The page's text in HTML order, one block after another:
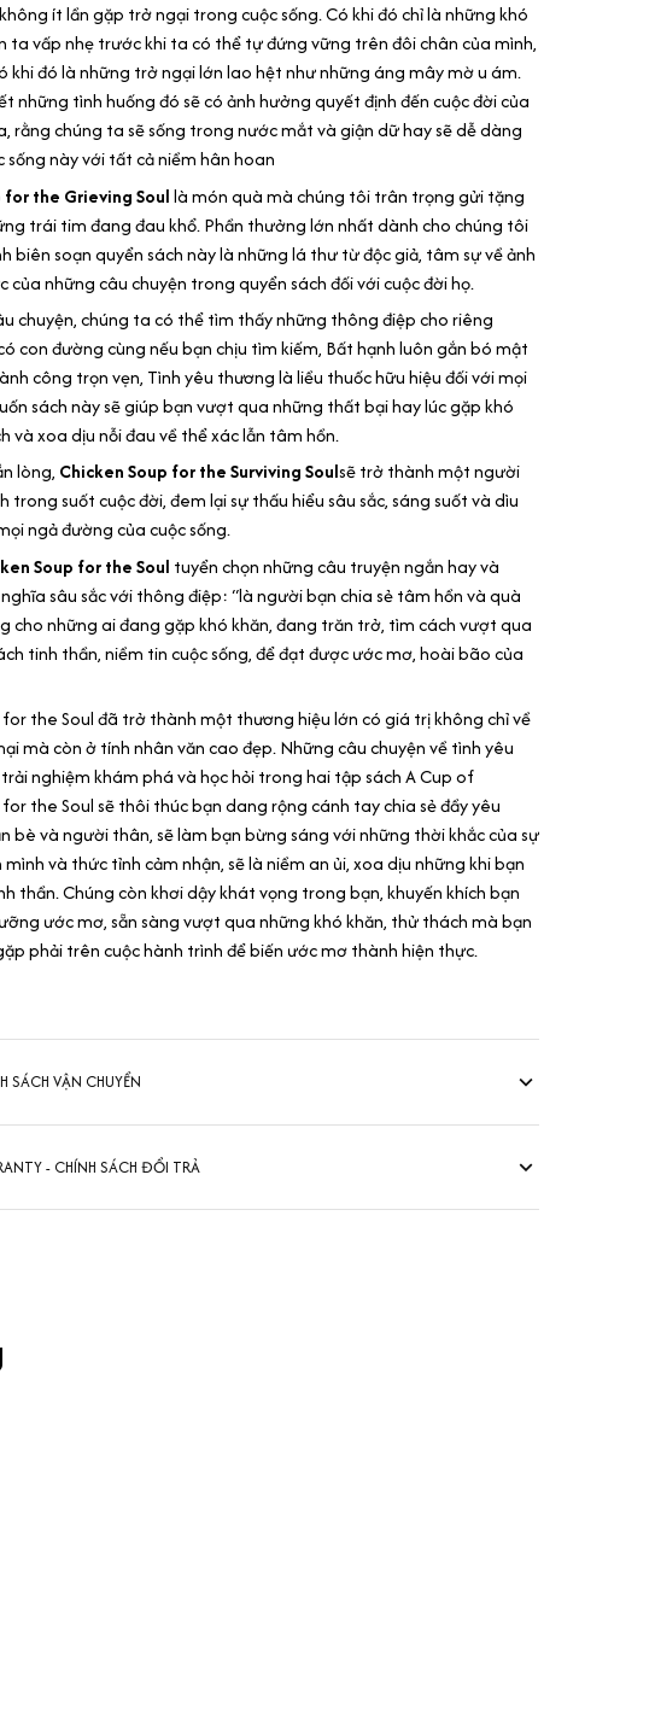
ít lần gặp trở ngại trong cuộc sống. Có khi đó chỉ là những khó
ta vấp nhẹ trước khi ta có thể tự đứng vững trên đôi chân của mình,
khi đó là những trở ngại lớn lao hệt như những áng mây mờ u ám.
những tình huống đó sẽ có ảnh hưởng quyết định đến cuộc đời của
rằng chúng ta sẽ sống trong nước mắt và giận dữ hay sẽ dễ dàng
sống này với tất cả niềm hân hoan
for the Grieving Soullà món quà mà chúng tôi trân trọng gửi tặng
trái tim đang đau khổ. Phần thưởng lớn nhất dành cho chúng tôi
biên soạn quyển sách này là những lá thư từ độc giả, tâm sự về ảnh
của những câu chuyện trong quyển sách đối với cuộc đời họ.
chuyện, chúng ta có thể tìm thấy những thông điệp cho riêng
con đường cùng nếu bạn chịu tìm kiếm, Bất hạnh luôn gắn bó mật
công trọn vẹn, Tình yêu thương là liều thuốc hữu hiệu đối với mọi
sách này sẽ giúp bạn vượt qua những thất bại hay lúc gặp khó
và xoa dịu nỗi đau về thể xác lẫn tâm hồn.
lòng, Chicken Soup for the Surviving Soulsẽ trở thành một người
trong suốt cuộc đời, đem lại sự thấu hiểu sâu sắc, sáng suốt và dìu
ngả đường của cuộc sống.
Soup for the Soul tuyển chọn những câu truyện ngắn hay và
sâu sắc với thông điệp: “là người bạn chia sẻ tâm hồn và quà
cho những ai đang gặp khó khăn, đang trăn trở, tìm cách vượt qua
tinh thần, niềm tin cuộc sống, để đạt được ước mơ, hoài bão của
for the Soul đã trở thành một thương hiệu lớn có giá trị không chỉ về
mà còn ở tính nhân văn cao đẹp. Những câu chuyện về tình yêu
nghiệm khám phá và học hỏi trong hai tập sách A Cup of
the Soul sẽ thôi thúc bạn dang rộng cánh tay chia sẻ đầy yêu
bè và người thân, sẽ làm bạn bừng sáng với những thời khắc của sự
và thức tỉnh cảm nhận, sẽ là niềm an ủi, xoa dịu những khi bạn
thần. Chúng còn khơi dậy khát vọng trong bạn, khuyến khích bạn
ước mơ, sẵn sàng vượt qua những khó khăn, thử thách mà bạn
phải trên cuộc hành trình để biến ước mơ thành hiện thực.
SÁCH VẬN CHUYỂN
- CHÍNH SÁCH ĐỔI TRẢ